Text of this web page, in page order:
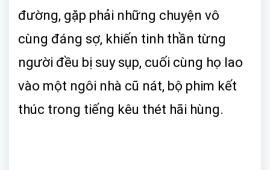
đường, gặp phải những chuyện vô
cùng đáng sợ, khiến tinh thần từng
người đều bị suy sụp, cuối cùng họ lao
vào một ngôi nhà cũ nát, bộ phim kết
thúc trong tiếng kêu thét hãi hùng.